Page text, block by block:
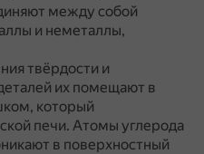
между собой
и неметаллы,
твёрдости и
их помещают в
который
печи. Атомы углерода
в поверхностный